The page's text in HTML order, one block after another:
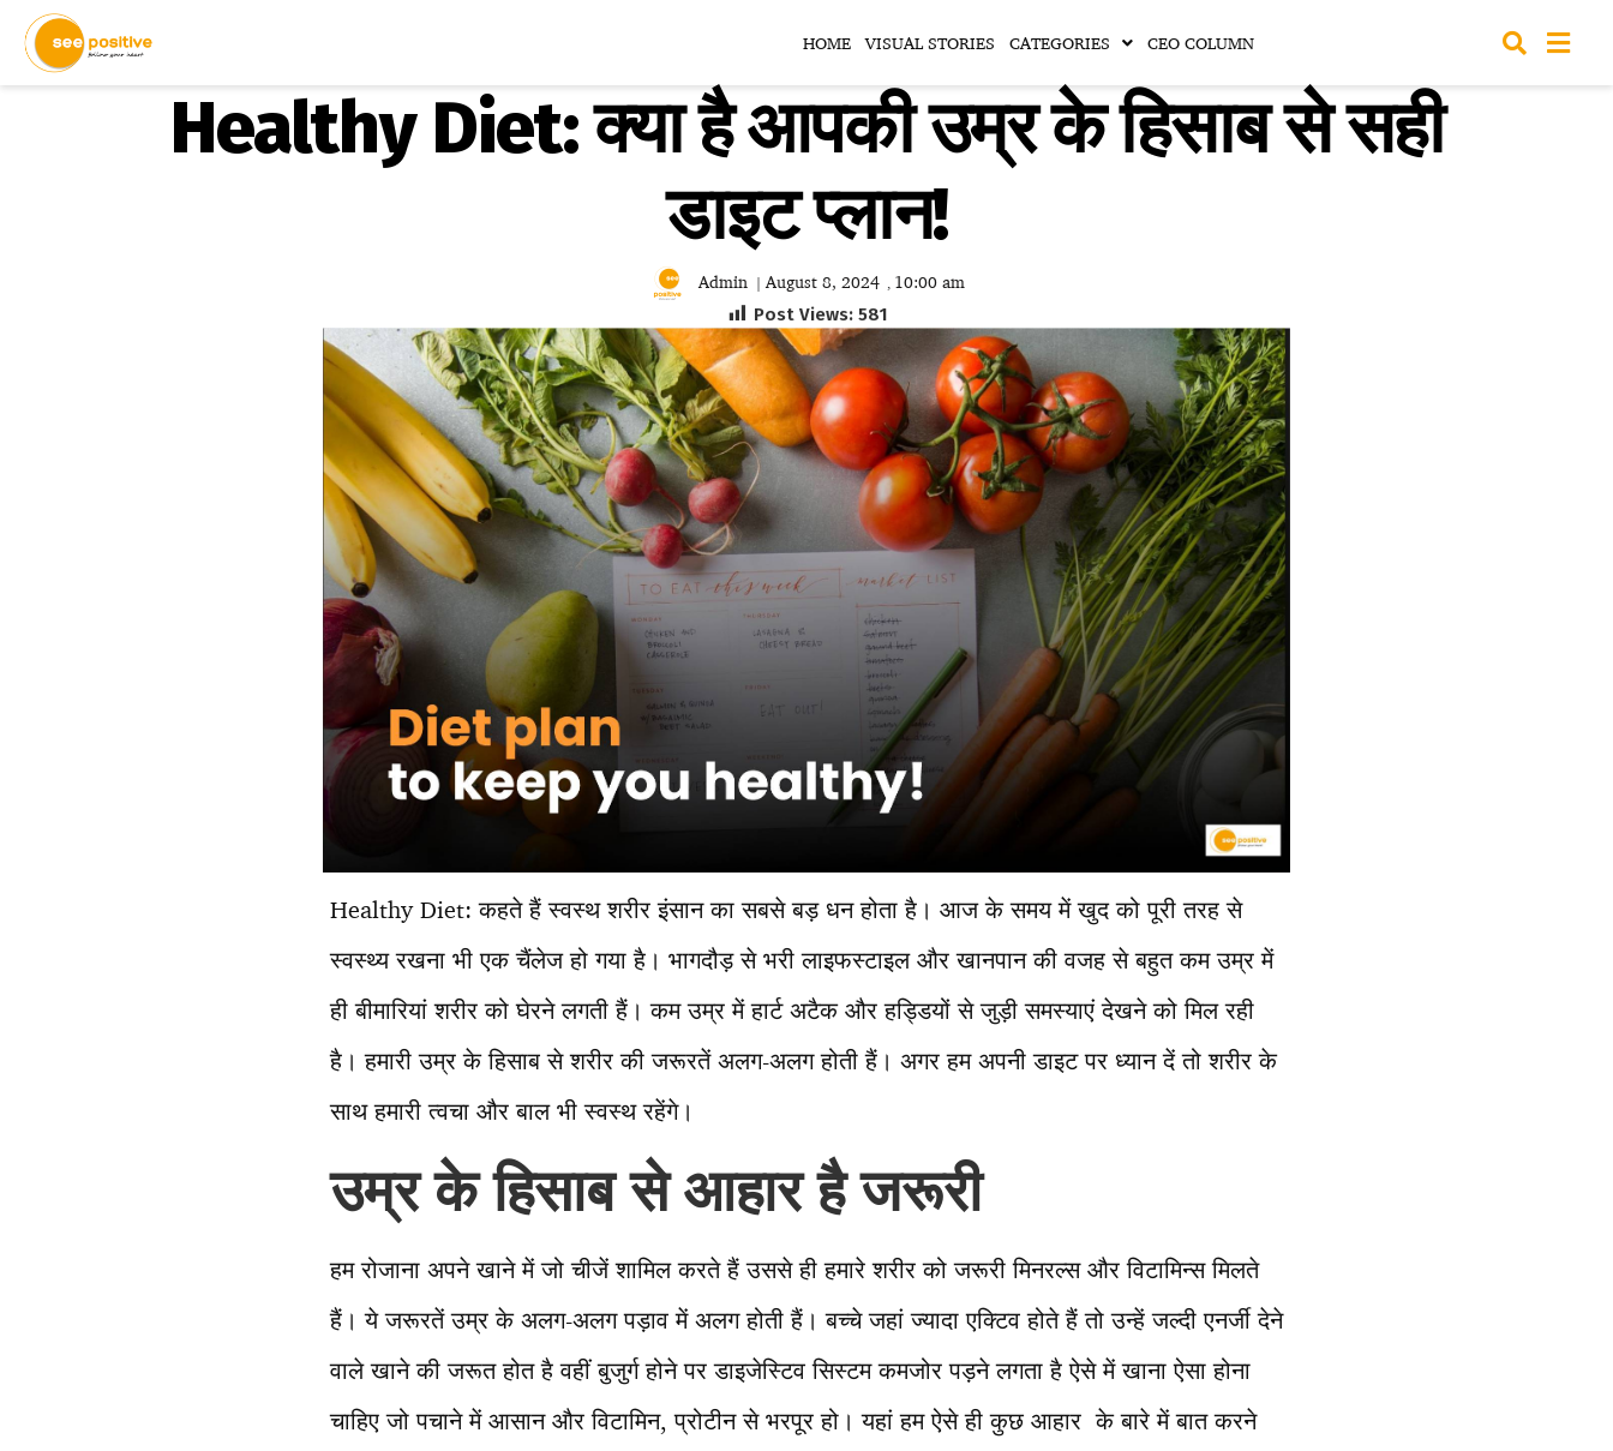
HOME VISUAL STORIES CATEGORIES CEO COLUMN
Healthy Diet: क्या है आपकी उम्र के हिसाब से सही
डाइट प्लान!
Admin | August 8, 2024 , 10:00 am
Post Views: 581
Healthy Diet: कहते हैं स्वस्थ शरीर इंसान का सबसे बड़ धन होता है। आज के समय में खुद को पूरी तरह से
स्वस्थ्य रखना भी एक चैंलेज हो गया है। भागदौड़ से भरी लाइफस्टाइल और खानपान की वजह से बहुत कम उम्र में
ही बीमारियां शरीर को घेरने लगती हैं। कम उम्र में हार्ट अटैक और हड्डियों से जुड़ी समस्याएं देखने को मिल रही
है। हमारी उम्र के हिसाब से शरीर की जरूरतें अलग-अलग होती हैं। अगर हम अपनी डाइट पर ध्यान दें तो शरीर के
साथ हमारी त्वचा और बाल भी स्वस्थ रहेंगे।
उम्र के हिसाब से आहार है जरूरी
हम रोजाना अपने खाने में जो चीजें शामिल करते हैं उससे ही हमारे शरीर को जरूरी मिनरल्स और विटामिन्स मिलते
हैं। ये जरूरतें उम्र के अलग-अलग पड़ाव में अलग होती हैं। बच्चे जहां ज्यादा एक्टिव होते हैं तो उन्हें जल्दी एनर्जी देने
वाले खाने की जरूत होत है वहीं बुजुर्ग होने पर डाइजेस्टिव सिस्टम कमजोर पड़ने लगता है ऐसे में खाना ऐसा होना
चाहिए जो पचाने में आसान और विटामिन, प्रोटीन से भरपूर हो। यहां हम ऐसे ही कुछ आहार के बारे में बात करने